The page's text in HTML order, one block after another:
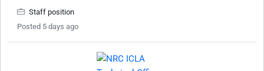
Staff position
Posted 5 days ago